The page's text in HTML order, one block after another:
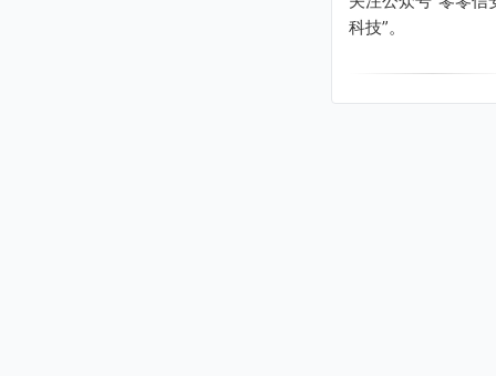
科技”。